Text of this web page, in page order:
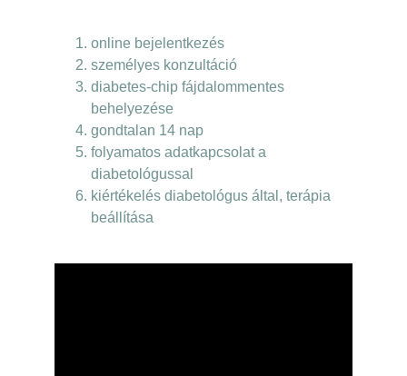
online bejelentkezés
személyes konzultáció
diabetes-chip fájdalommentes
behelyezése
gondtalan 14 nap
folyamatos adatkapcsolat a
diabetológussal
kiértékelés diabetológus által, terápia
beállítása